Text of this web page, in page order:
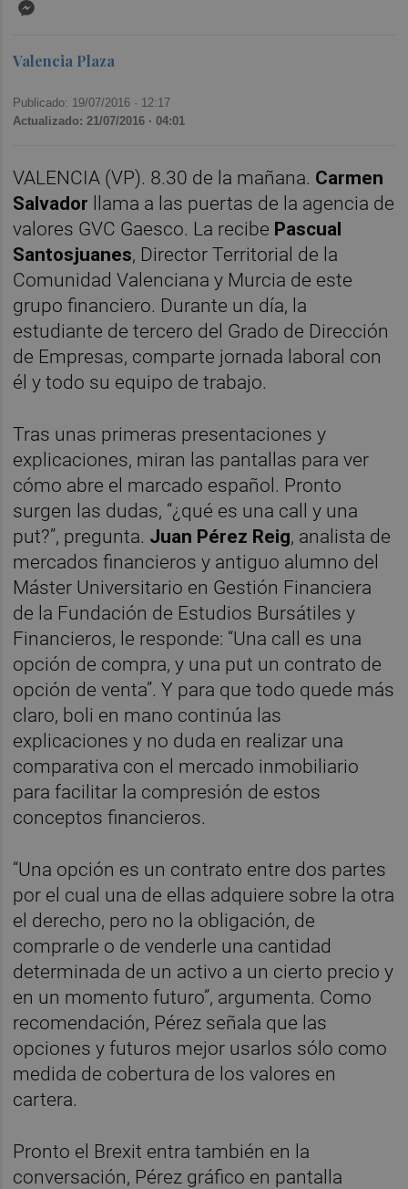
Valencia Plaza
Publicado: 19/07/2016 · 12:17
Actualizado: 21/07/2016 · 04:01
VALENCIA (VP). 8.30 de la mañana. Carmen
Salvador llama a las puertas de la agencia de
valores GVC Gaesco. La recibe Pascual
Santosjuanes, Director Territorial de la
Comunidad Valenciana y Murcia de este
grupo financiero. Durante un día, la
estudiante de tercero del Grado de Dirección
de Empresas, comparte jornada laboral con
él y todo su equipo de trabajo.
Tras unas primeras presentaciones y
explicaciones, miran las pantallas para ver
cómo abre el marcado español. Pronto
surgen las dudas, “¿qué es una call y una
put?”, pregunta. Juan Pérez Reig, analista de
mercados financieros y antiguo alumno del
Máster Universitario en Gestión Financiera
de la Fundación de Estudios Bursátiles y
Financieros, le responde: “Una call es una
opción de compra, y una put un contrato de
opción de venta”. Y para que todo quede más
claro, boli en mano continúa las
explicaciones y no duda en realizar una
comparativa con el mercado inmobiliario
para facilitar la compresión de estos
conceptos financieros.
“Una opción es un contrato entre dos partes
por el cual una de ellas adquiere sobre la otra
el derecho, pero no la obligación, de
comprarle o de venderle una cantidad
determinada de un activo a un cierto precio y
en un momento futuro”, argumenta. Como
recomendación, Pérez señala que las
opciones y futuros mejor usarlos sólo como
medida de cobertura de los valores en
cartera.
Pronto el Brexit entra también en la
conversación, Pérez gráfico en pantalla